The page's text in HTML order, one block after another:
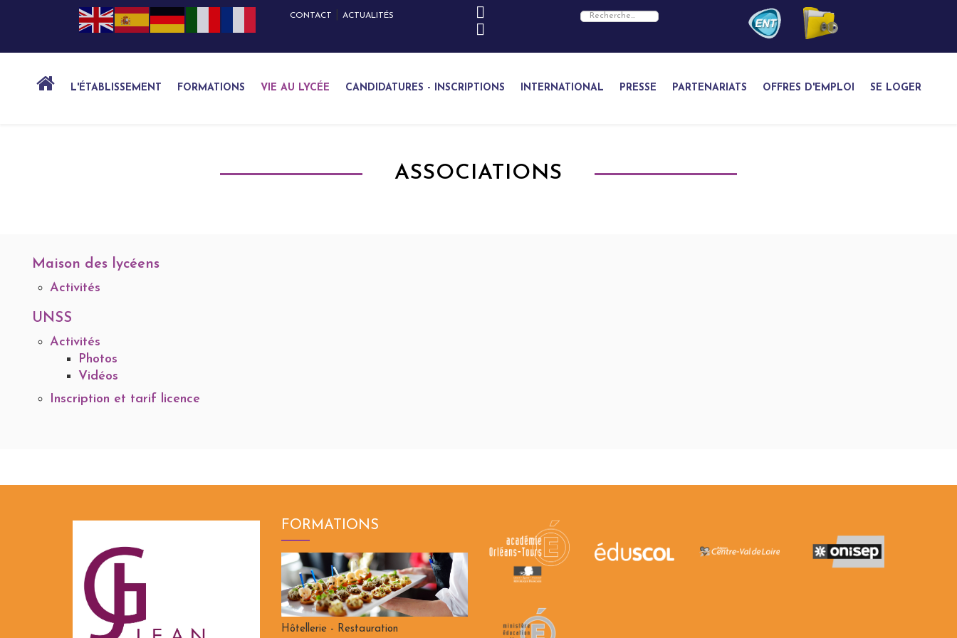
CONTACT ACTUALITÉS
L'ÉTABLISSEMENT FORMATIONS VIE AU LYCÉE CANDIDATURES - INSCRIPTIONS INTERNATIONAL PRESSE PARTENARIATS OFFRES D'EMPLOI SE LOGER
ASSOCIATIONS
Maison des lycéens
Activités
UNSS
Activités
Photos
Vidéos
Inscription et tarif licence
FORMATIONS
Hôtellerie - Restauration